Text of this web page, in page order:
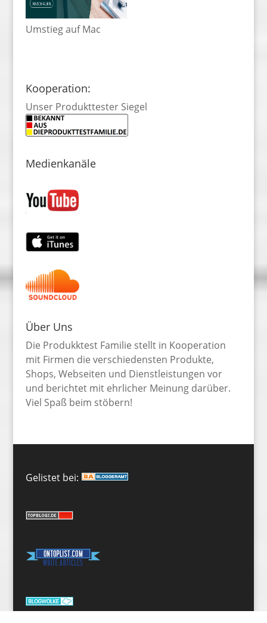
Umstieg auf Mac
Kooperation:
Unser Produkttester Siegel
Medienkanäle
Über Uns
Die Produkktest Familie stellt in Kooperation
mit Firmen die verschiedensten Produkte,
Shops, Webseiten und Dienstleistungen vor
und berichtet mit ehrlicher Meinung darüber.
Viel Spaß beim stöbern!
Gelistet bei: